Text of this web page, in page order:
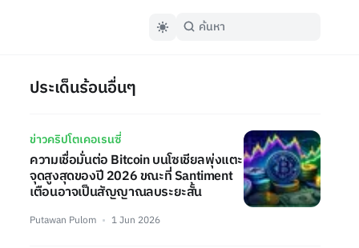
ประเด็นร้อนอื่นๆ
ข่าวคริปโตเคอเรนซี่
ความเชื่อมั่นต่อ Bitcoin บนโซเชียลพุ่งแตะ
จุดสูงสุดของปี 2026 ขณะที่ Santiment
เตือนอาจเป็นสัญญาณลบระยะสั้น
Putawan Pulom 1 Jun 2026